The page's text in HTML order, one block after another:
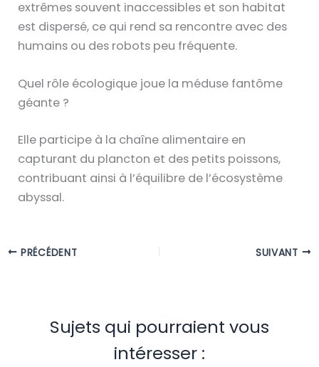
extrêmes souvent inaccessibles et son habitat
est dispersé, ce qui rend sa rencontre avec des
humains ou des robots peu fréquente.
Quel rôle écologique joue la méduse fantôme
géante ?
Elle participe à la chaîne alimentaire en
capturant du plancton et des petits poissons,
contribuant ainsi à l’équilibre de l’écosystème
abyssal.
PRÉCÉDENT SUIVANT
Sujets qui pourraient vous
intéresser :